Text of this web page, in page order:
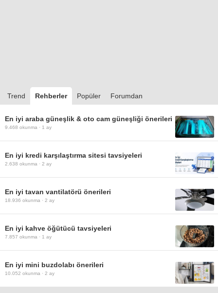
Trend Rehberler Popüler Forumdan
En iyi araba güneşlik & oto cam güneşliği önerileri
9.468 okunma · 1 ay
En iyi kredi karşılaştırma sitesi tavsiyeleri
2.638 okunma · 2 ay
En iyi tavan vantilatörü önerileri
18.936 okunma · 2 ay
En iyi kahve öğütücü tavsiyeleri
7.857 okunma · 1 ay
En iyi mini buzdolabı önerileri
10.052 okunma · 2 ay